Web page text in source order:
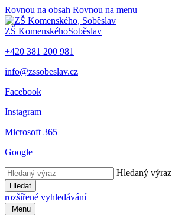
Rovnou na obsah Rovnou na menu
ZŠ KomenskéhoSoběslav
+420 381 200 981
info@zssobeslav.cz
Facebook
Instagram
Microsoft 365
Google
Hledaný výraz
Hledat
rozšířené vyhledávání
Menu